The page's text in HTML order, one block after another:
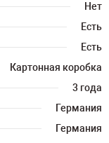
Нет
Есть
Есть
Картонная коробка
3 года
Германия
Германия